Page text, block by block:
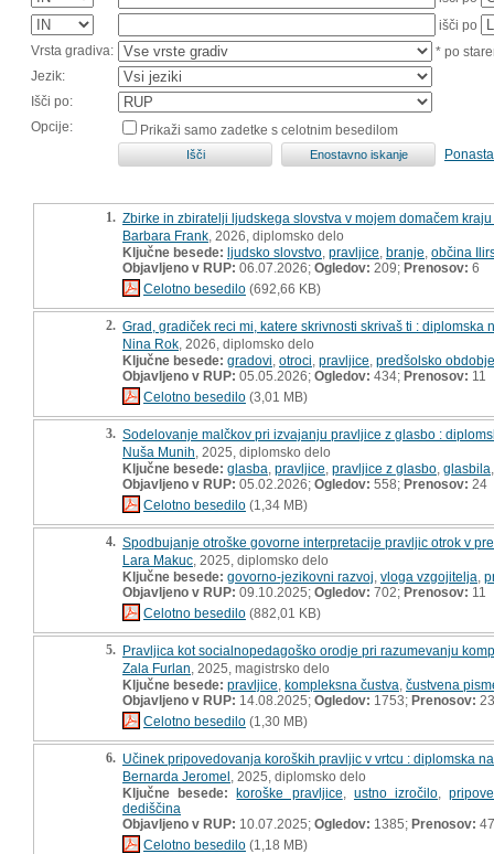
išči po
Vrsta gradiva:
* po
Jezik:
Išči po:
Opcije:
Prikaži samo zadetke s celotnim besedilom
1. Zbirke in zbiratelji ljudskega slovstva v mojem domačem
Barbara Frank , 2026, diplomsko delo
Ključne besede: ljudsko slovstvo pravljice branje občina
Objavljeno v RUP: 06.07.2026; Ogledov: 209; Prenosov: 6
Celotno besedilo (692,66 KB)
2. Grad, gradiček reci mi, katere skrivnosti skrivaš ti : diplomska
Nina Rok , 2026, diplomsko delo
Ključne besede: gradovi otroci pravljice predšolsko obdobje
Objavljeno v RUP: 05.05.2026; Ogledov: 434; Prenosov: 11
Celotno besedilo (3,01 MB)
3. Sodelovanje malčkov pri izvajanju pravljice z glasbo :
Nuša Munih , 2025, diplomsko delo
Ključne besede: glasba pravljice pravljice z glasbo glasbila
Objavljeno v RUP: 05.02.2026; Ogledov: 558; Prenosov: 24
Celotno besedilo (1,34 MB)
4. Spodbujanje otroške govorne interpretacije pravljic otrok v
Lara Makuc , 2025, diplomsko delo
Ključne besede: govorno-jezikovni razvoj vloga vzgojitelja
Objavljeno v RUP: 09.10.2025; Ogledov: 702; Prenosov: 11
Celotno besedilo (882,01 KB)
5. Pravljica kot socialnopedagoško orodje pri razumevanju
Zala Furlan , 2025, magistrsko delo
Ključne besede: pravljice kompleksna čustva čustvena
Objavljeno v RUP: 14.08.2025; Ogledov: 1753; Prenosov: 23
Celotno besedilo (1,30 MB)
6. Učinek pripovedovanja koroških pravljic v vrtcu : diplomska
Bernarda Jeromel , 2025, diplomsko delo
Ključne besede:
koroške pravljice ustno izročilo ,
dediščina
Objavljeno v RUP: 10.07.2025; Ogledov: 1385; Prenosov: 47
Celotno besedilo (1,18 MB)